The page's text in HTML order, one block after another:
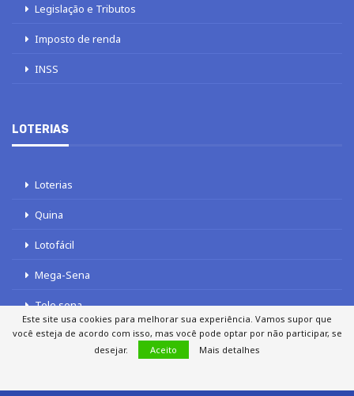
Legislação e Tributos
Imposto de renda
INSS
LOTERIAS
Loterias
Quina
Lotofácil
Mega-Sena
Tele sena
Este site usa cookies para melhorar sua experiência. Vamos supor que
você esteja de acordo com isso, mas você pode optar por não participar, se
desejar.
Aceito Mais detalhes